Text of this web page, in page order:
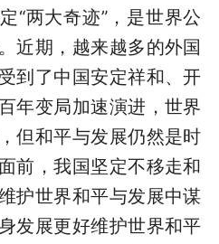
“两大奇迹”，是世界公
近期，越来越多的外国
到了中国安定祥和、开
年变局加速演进，世界
但和平与发展仍然是时
前，我国坚定不移走和
护世界和平与发展中谋
发展更好维护世界和平